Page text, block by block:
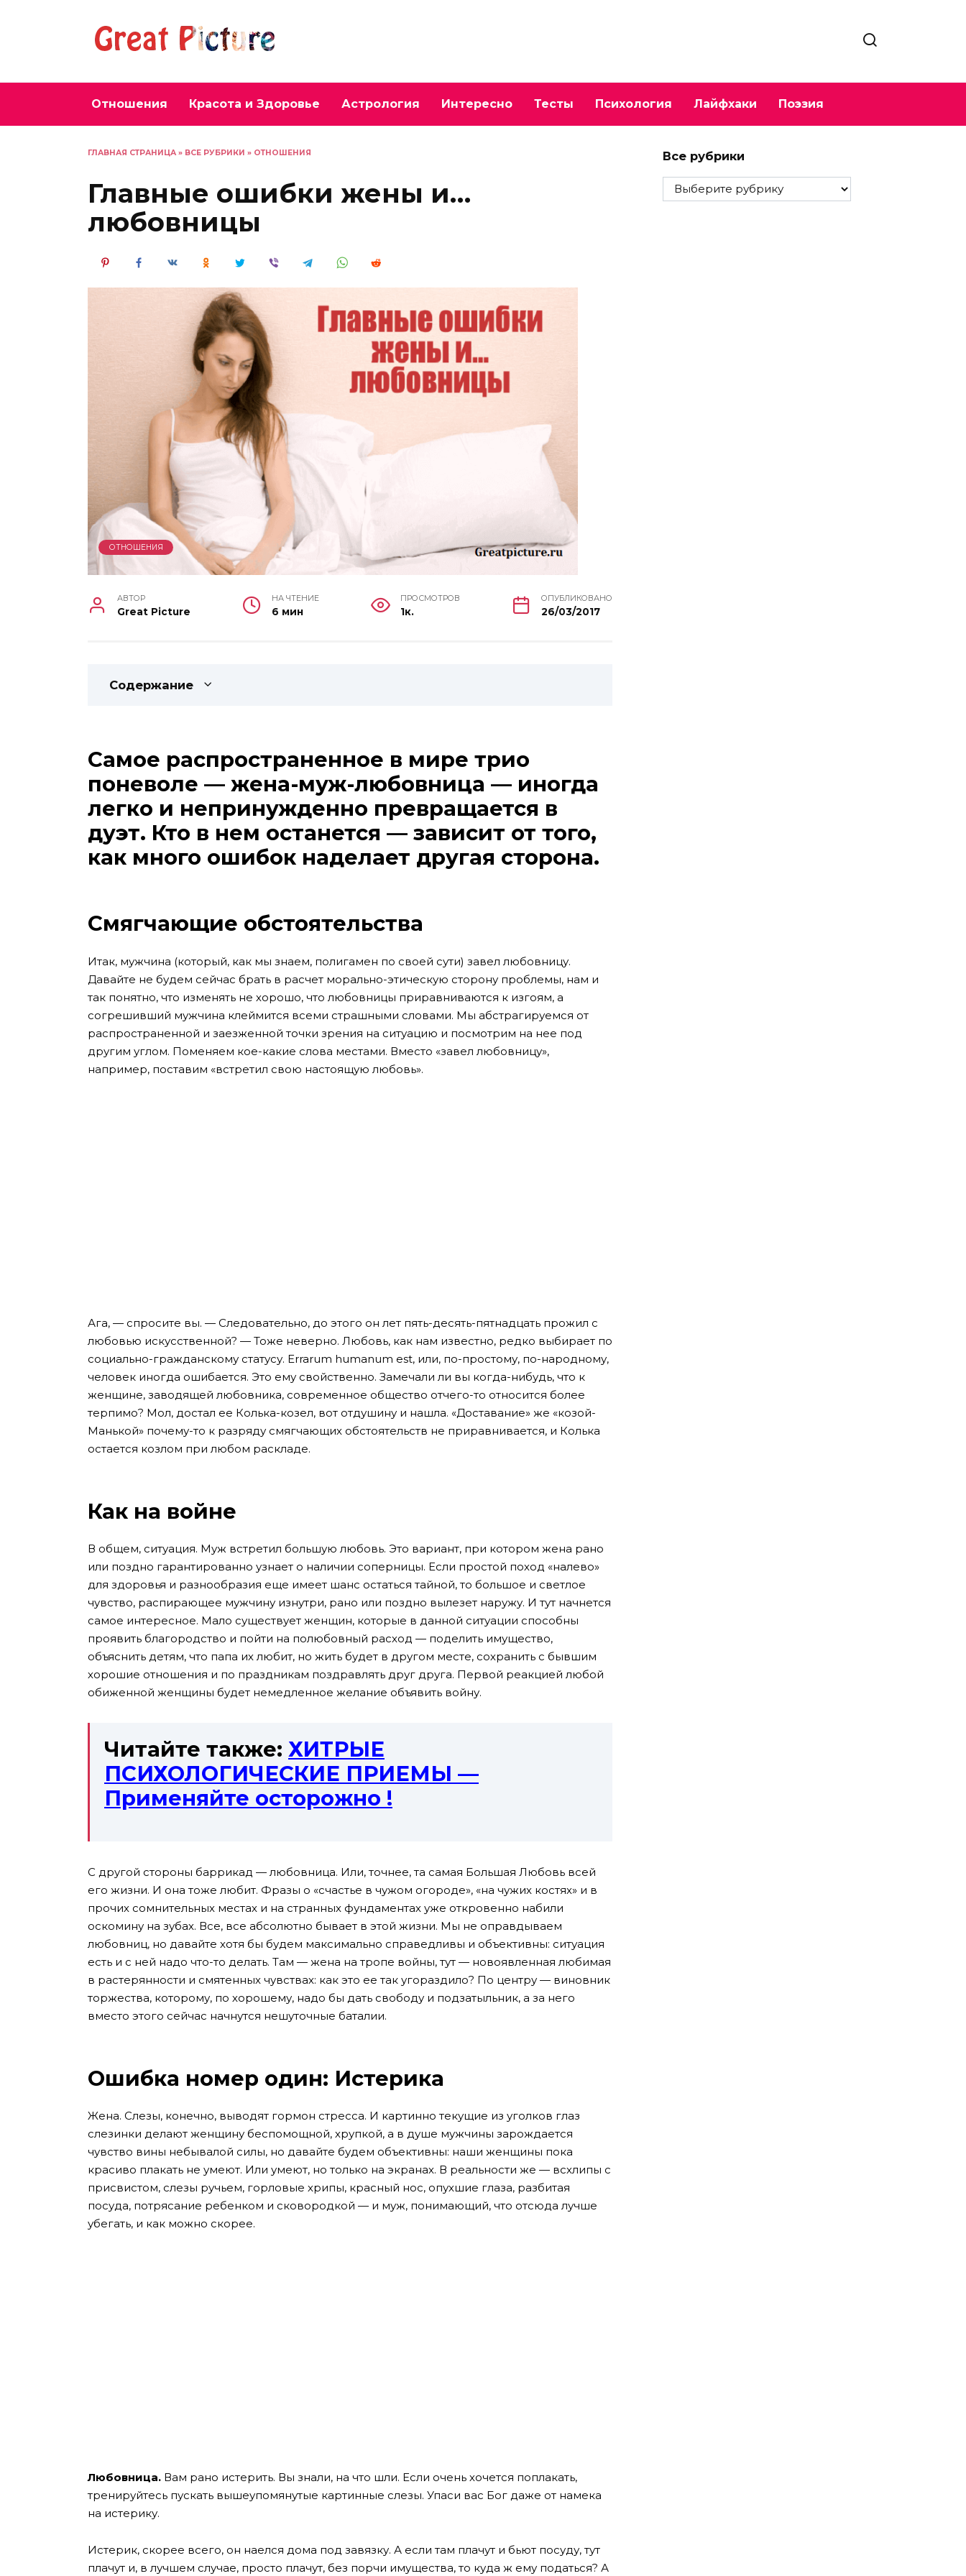
Отношения Красота и Здоровье Астрология Интересно Тесты Психология Лайфхаки Поэзия
ГЛАВНАЯ СТРАНИЦА » ВСЕ РУБРИКИ » ОТНОШЕНИЯ
Главные ошибки жены и…
любовницы
ОТНОШЕНИЯ
АВТОР
Great Picture
НА ЧТЕНИЕ
6 мин
ПРОСМОТРОВ
1к.
ОПУБЛИКОВАНО
26/03/2017
Содержание
Самое распространенное в мире трио
поневоле — жена-муж-любовница — иногда
легко и непринужденно превращается в
дуэт. Кто в нем останется — зависит от того,
как много ошибок наделает другая сторона.
Смягчающие обстоятельства
Итак, мужчина (который, как мы знаем, полигамен по своей сути) завел любовницу.
Давайте не будем сейчас брать в расчет морально-этическую сторону проблемы, нам и
так понятно, что изменять не хорошо, что любовницы приравниваются к изгоям, а
согрешивший мужчина клеймится всеми страшными словами. Мы абстрагируемся от
распространенной и заезженной точки зрения на ситуацию и посмотрим на нее под
другим углом. Поменяем кое-какие слова местами. Вместо «завел любовницу»,
например, поставим «встретил свою настоящую любовь».
Ага, — спросите вы. — Следовательно, до этого он лет пять-десять-пятнадцать прожил с
любовью искусственной? — Тоже неверно. Любовь, как нам известно, редко выбирает по
социально-гражданскому статусу. Errarum humanum est, или, по-простому, по-народному,
человек иногда ошибается. Это ему свойственно. Замечали ли вы когда-нибудь, что к
женщине, заводящей любовника, современное общество отчего-то относится более
терпимо? Мол, достал ее Колька-козел, вот отдушину и нашла. «Доставание» же «козой-
Манькой» почему-то к разряду смягчающих обстоятельств не приравнивается, и Колька
остается козлом при любом раскладе.
Как на войне
В общем, ситуация. Муж встретил большую любовь. Это вариант, при котором жена рано
или поздно гарантированно узнает о наличии соперницы. Если простой поход «налево»
для здоровья и разнообразия еще имеет шанс остаться тайной, то большое и светлое
чувство, распирающее мужчину изнутри, рано или поздно вылезет наружу. И тут начнется
самое интересное. Мало существует женщин, которые в данной ситуации способны
проявить благородство и пойти на полюбовный расход — поделить имущество,
объяснить детям, что папа их любит, но жить будет в другом месте, сохранить с бывшим
хорошие отношения и по праздникам поздравлять друг друга. Первой реакцией любой
обиженной женщины будет немедленное желание объявить войну.
Читайте также: ХИТРЫЕ
ПСИХОЛОГИЧЕСКИЕ ПРИЕМЫ —
Применяйте осторожно !
С другой стороны баррикад — любовница. Или, точнее, та самая Большая Любовь всей
его жизни. И она тоже любит. Фразы о «счастье в чужом огороде», «на чужих костях» и в
прочих сомнительных местах и на странных фундаментах уже откровенно набили
оскомину на зубах. Все, все абсолютно бывает в этой жизни. Мы не оправдываем
любовниц, но давайте хотя бы будем максимально справедливы и объективны: ситуация
есть и с ней надо что-то делать. Там — жена на тропе войны, тут — новоявленная любимая
в растерянности и смятенных чувствах: как это ее так угораздило? По центру — виновник
торжества, которому, по хорошему, надо бы дать свободу и подзатыльник, а за него
вместо этого сейчас начнутся нешуточные баталии.
Ошибка номер один: Истерика
Жена. Слезы, конечно, выводят гормон стресса. И картинно текущие из уголков глаз
слезинки делают женщину беспомощной, хрупкой, а в душе мужчины зарождается
чувство вины небывалой силы, но давайте будем объективны: наши женщины пока
красиво плакать не умеют. Или умеют, но только на экранах. В реальности же — всхлипы с
присвистом, слезы ручьем, горловые хрипы, красный нос, опухшие глаза, разбитая
посуда, потрясание ребенком и сковородкой — и муж, понимающий, что отсюда лучше
убегать, и как можно скорее.
Любовница. Вам рано истерить. Вы знали, на что шли. Если очень хочется поплакать,
тренируйтесь пускать вышеупомянутые картинные слезы. Упаси вас Бог даже от намека
на истерику.
Истерик, скорее всего, он наелся дома под завязку. А если там плачут и бьют посуду, тут
плачут и, в лучшем случае, просто плачут, без порчи имущества, то куда ж ему податься? А
Все рубрики
Все
рубрики